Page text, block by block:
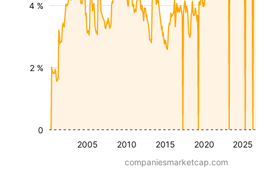
2005 2010 2015 2020 2025
2 %
4 %
0
companiesmarketcap.com